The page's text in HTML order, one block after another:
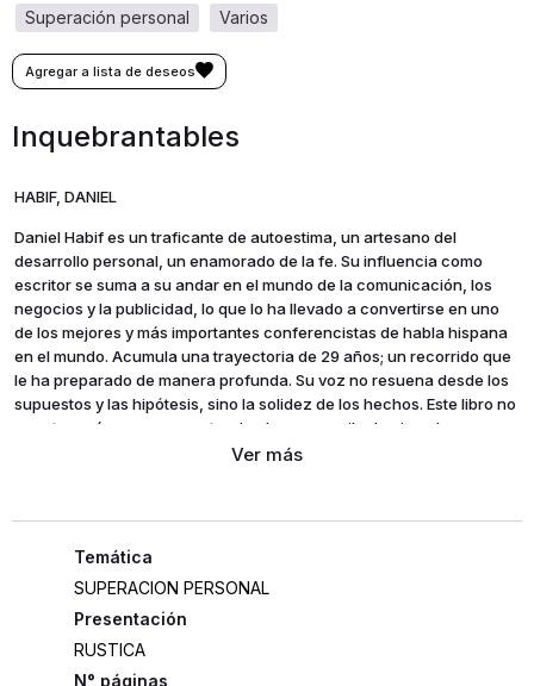
varios
superación personal
Inquebrantables
HABIF, DANIEL
Daniel Habif es un traficante de autoestima, un artesano del
desarrollo personal, un enamorado de la fe. Su influencia como
escritor se suma a su andar en el mundo de la comunicación, los
negocios y la publicidad, lo que lo ha llevado a convertirse en uno
de los mejores y más importantes conferencistas de habla hispana
en el mundo. Acumula una trayectoria de 29 años; un recorrido que
le ha preparado de manera profunda. Su voz no resuena desde los
supuestos y las hipótesis, sino la solidez de los hechos. Este libro no
acepta resúmenes, no pretende elevar una pila de ejemplares
devorados, no contiene claves ocultas. En sus páginas no hallarás
la que saldrán los mejores capítulos de tu vida; es el libro que tú
escribirás junto a Daniel Habif.
SUPERACION PERSONAL
Presentación
RUSTICA